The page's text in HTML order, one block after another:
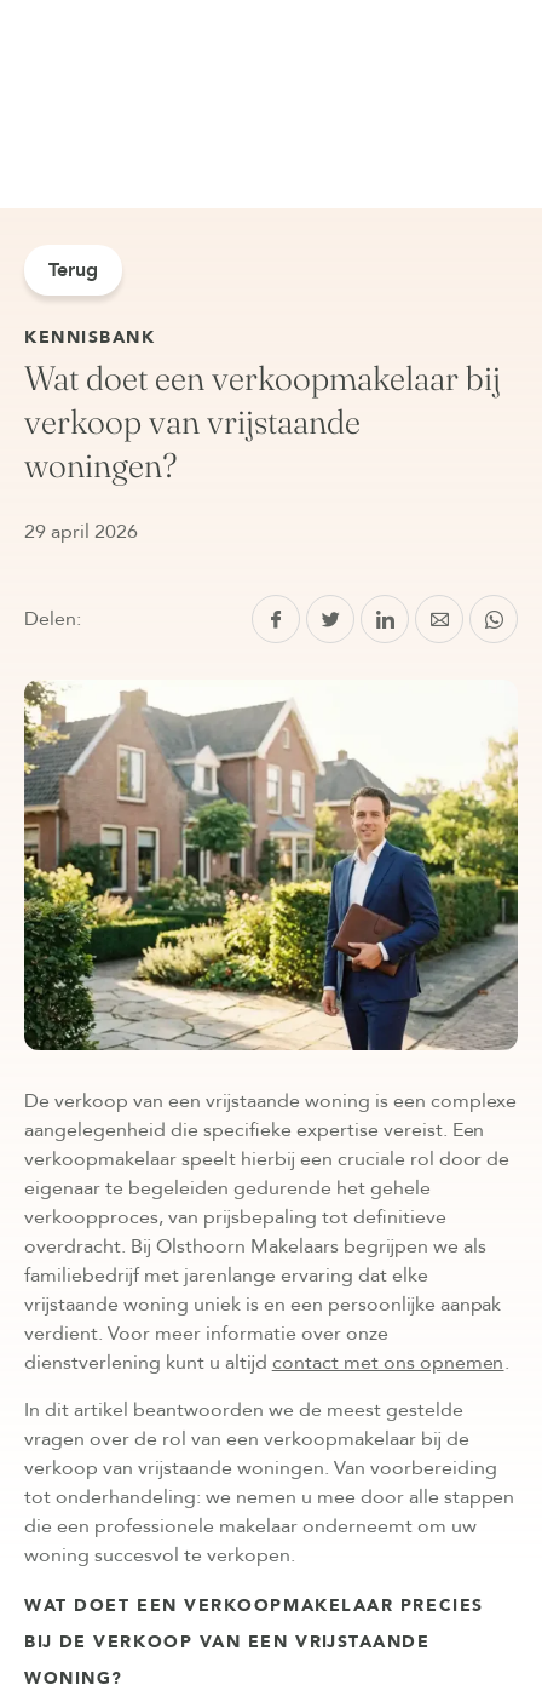
Terug
KENNISBANK
Wat doet een verkoopmakelaar bij
verkoop van vrijstaande
woningen?
29 april 2026
Delen:
De verkoop van een vrijstaande woning is een complexe
aangelegenheid die specifieke expertise vereist. Een
verkoopmakelaar speelt hierbij een cruciale rol door de
eigenaar te begeleiden gedurende het gehele
verkoopproces, van prijsbepaling tot definitieve
overdracht. Bij Olsthoorn Makelaars begrijpen we als
familiebedrijf met jarenlange ervaring dat elke
vrijstaande woning uniek is en een persoonlijke aanpak
verdient. Voor meer informatie over onze
dienstverlening kunt u altijd contact met ons opnemen.
In dit artikel beantwoorden we de meest gestelde
vragen over de rol van een verkoopmakelaar bij de
verkoop van vrijstaande woningen. Van voorbereiding
tot onderhandeling: we nemen u mee door alle stappen
die een professionele makelaar onderneemt om uw
woning succesvol te verkopen.
WAT DOET EEN VERKOOPMAKELAAR PRECIES
BIJ DE VERKOOP VAN EEN VRIJSTAANDE
WONING?